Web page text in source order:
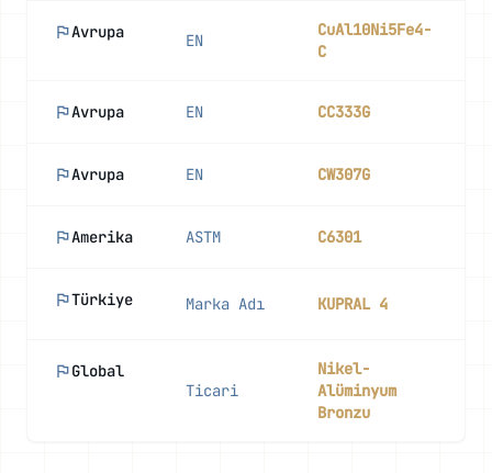
flagAvrupa EN
CuAl10Ni5Fe4-
C
flagAvrupa EN CC333G
flagAvrupa EN CW307G
flagAmerika ASTM C6301
flagTürkiye Marka Adı KUPRAL 4
flagGlobal
Ticari
Nikel-
Alüminyum
Bronzu